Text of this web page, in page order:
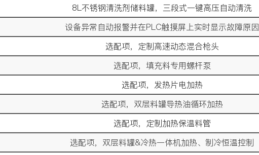
8L不锈钢清洗剂储料罐，三段式一键高压自动清洗
设备异常自动报警并在PLC触摸屏上实时显示故障原因
选配项，定制高速动态混合枪头
选配项，填充料专用螺杆泵
选配项，发热片电加热
选配项，双层料罐导热油循环加热
选配项，定制加热保温料管
选配项，双层料罐&冷热一体机加热、制冷恒温控制